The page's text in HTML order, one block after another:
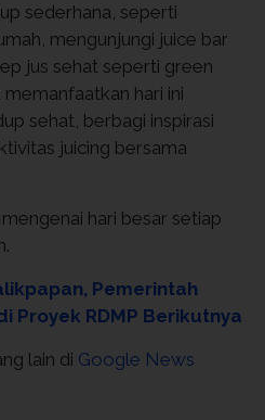
sederhana, seperti
mengunjungi juice bar
jus sehat seperti green
hari ini
sehat, berbagi inspirasi
juicing bersama
hari besar setiap
Pemerintah
Proyek RDMP Berikutnya
lain di Google News